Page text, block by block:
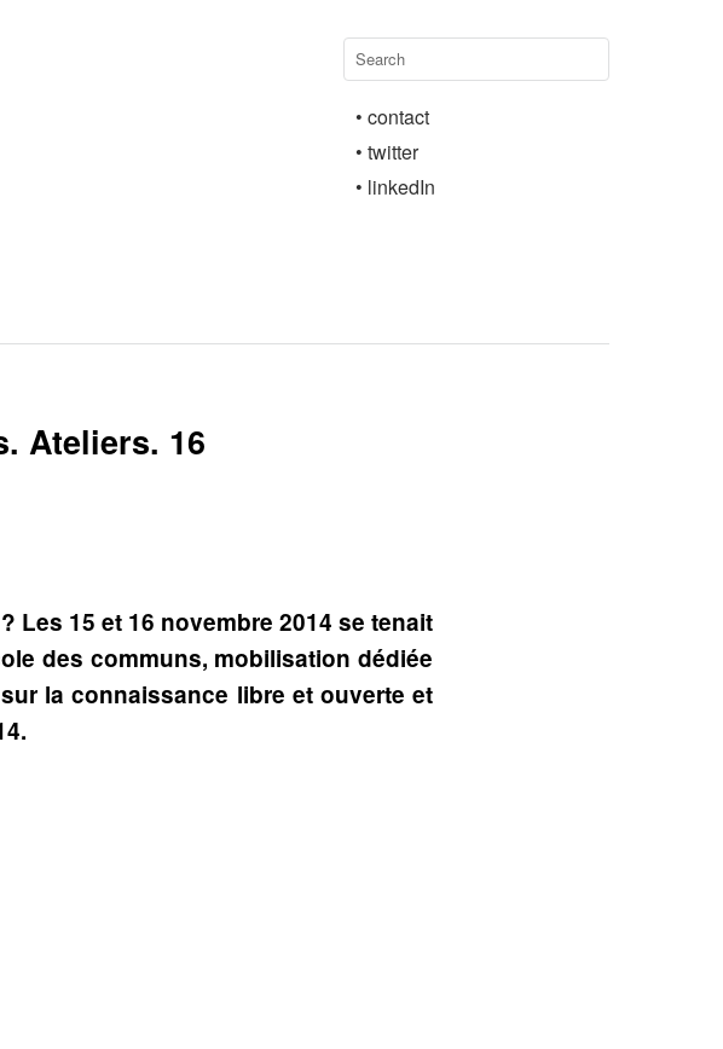
• contact
• twitter
• linkedIn
Ateliers. 16
Les 15 et 16 novembre 2014 se tenait
des communs, mobilisation dédiée
la connaissance libre et ouverte et